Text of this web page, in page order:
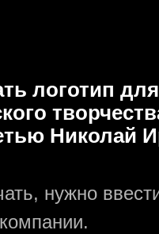
логотип
Николай
нужно